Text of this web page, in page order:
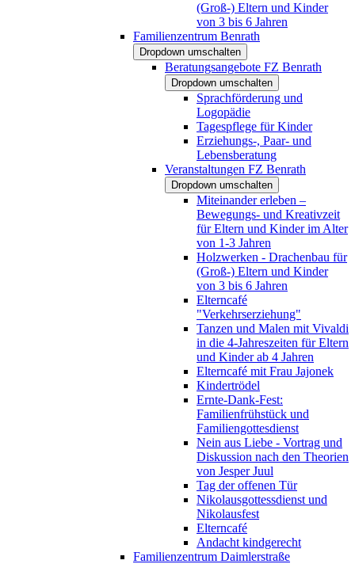
(Groß-) Eltern und Kinder
von 3 bis 6 Jahren
Familienzentrum Benrath
Dropdown umschalten
Beratungsangebote FZ Benrath
Dropdown umschalten
Sprachförderung und
Logopädie
Tagespflege für Kinder
Erziehungs-, Paar- und
Lebensberatung
Veranstaltungen FZ Benrath
Dropdown umschalten
Miteinander erleben –
Bewegungs- und Kreativzeit
für Eltern und Kinder im Alter
von 1-3 Jahren
Holzwerken - Drachenbau für
(Groß-) Eltern und Kinder
von 3 bis 6 Jahren
Elterncafé
"Verkehrserziehung"
Tanzen und Malen mit Vivaldi
in die 4-Jahreszeiten für Eltern
und Kinder ab 4 Jahren
Elterncafé mit Frau Jajonek
Kindertrödel
Ernte-Dank-Fest:
Familienfrühstück und
Familiengottesdienst
Nein aus Liebe - Vortrag und
Diskussion nach den Theorien
von Jesper Juul
Tag der offenen Tür
Nikolausgottessdienst und
Nikolausfest
Elterncafé
Andacht kindgerecht
Familienzentrum Daimlerstraße